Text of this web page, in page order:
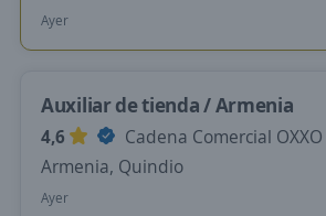
Ayer
Auxiliar de tienda / Armenia
4,6
Cadena Comercial
Armenia, Quindio
Ayer